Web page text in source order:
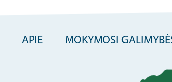
APIE MOKYMOSI